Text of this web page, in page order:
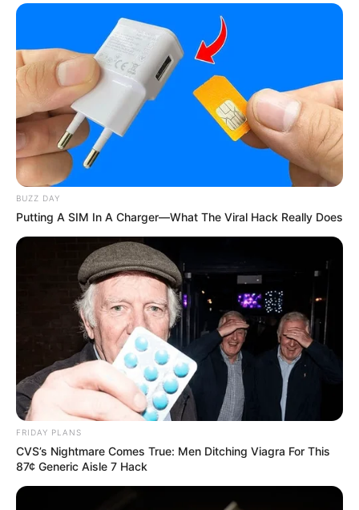
BUZZ DAY
They Found A Ship Nobody Had Touched In Over
2,400 Years
Stop Waiting In Line: The 87¢ Generic Viagra Is
Actually "Self-Serve" In Aisle 7
BUZZ DAY
Putting A SIM In A Charger—What The Viral Hack Really Does
FRIDAY PLANS
CVS’s Nightmare Comes True: Men Ditching Viagra For This
87¢ Generic Aisle 7 Hack